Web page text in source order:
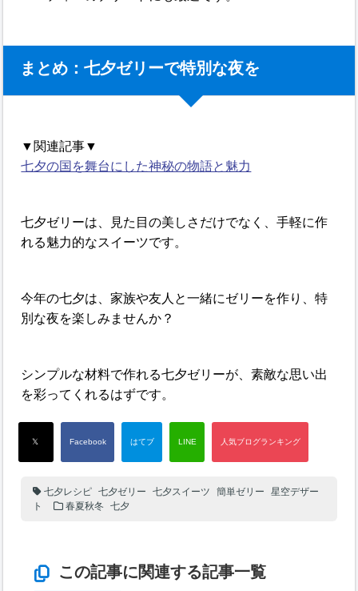
まとめ：七夕ゼリーで特別な夜を
▼関連記事▼
七夕の国を舞台にした神秘の物語と魅力
七夕ゼリーは、見た目の美しさだけでなく、手軽に作
れる魅力的なスイーツです。
今年の七夕は、家族や友人と一緒にゼリーを作り、特
別な夜を楽しみませんか？
シンプルな材料で作れる七夕ゼリーが、素敵な思い出
を彩ってくれるはずです。
七夕レシピ 七夕ゼリー 七夕スイーツ 簡単ゼリー
星空デザー
ト
春夏秋冬 七夕
この記事に関連する記事一覧